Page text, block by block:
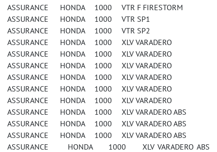
ASSURANCE HONDA 1000 VTR F FIRESTORM
ASSURANCE HONDA 1000 VTR SP1
ASSURANCE HONDA 1000 VTR SP2
ASSURANCE HONDA 1000 XLV VARADERO
ASSURANCE HONDA 1000 XLV VARADERO
ASSURANCE HONDA 1000 XLV VARADERO
ASSURANCE HONDA 1000 XLV VARADERO
ASSURANCE HONDA 1000 XLV VARADERO
ASSURANCE HONDA 1000 XLV VARADERO
ASSURANCE HONDA 1000 XLV VARADERO ABS
ASSURANCE HONDA 1000 XLV VARADERO ABS
ASSURANCE HONDA 1000 XLV VARADERO ABS
ASSURANCE HONDA 1000 XLV VARADERO ABS